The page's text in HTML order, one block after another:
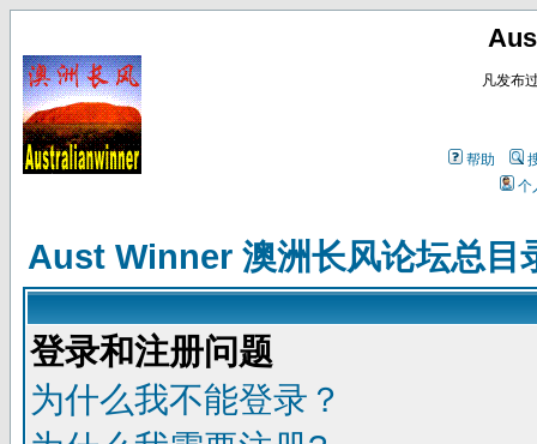
凡发布
帮助
个
Aust Winner 澳洲长风论坛总目
登录和注册问题
为什么我不能登录？